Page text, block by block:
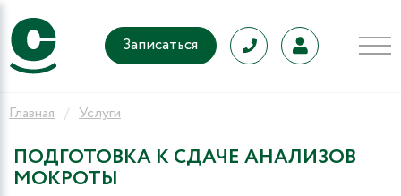
Записаться
Главная Услуги
ПОДГОТОВКА К СДАЧЕ АНАЛИЗОВ
МОКРОТЫ